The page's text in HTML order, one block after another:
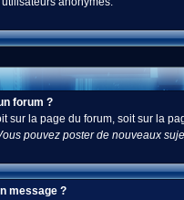
forum ?
sur la page du forum, soit sur la
pouvez poster de nouveaux
message ?